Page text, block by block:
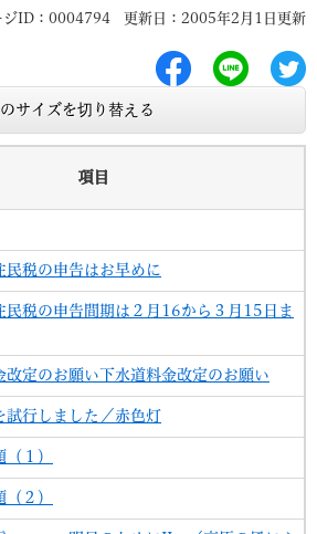
ジID：0004794 更新日：2005年2月1日更新
サイズを切り替える
項目
民税の申告はお早めに
民税の申告間期は２月16から３月15日ま
改定のお願い下水道料金改定のお願い
試行しました／赤色灯
１）
２）